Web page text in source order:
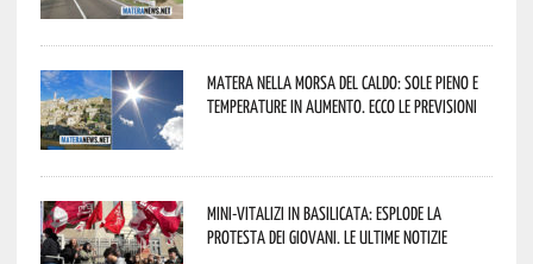
Matera nella morsa del caldo: sole pieno e
temperature in aumento. Ecco le previsioni
Mini-vitalizi in Basilicata: esplode la
protesta dei giovani. Le ultime notizie